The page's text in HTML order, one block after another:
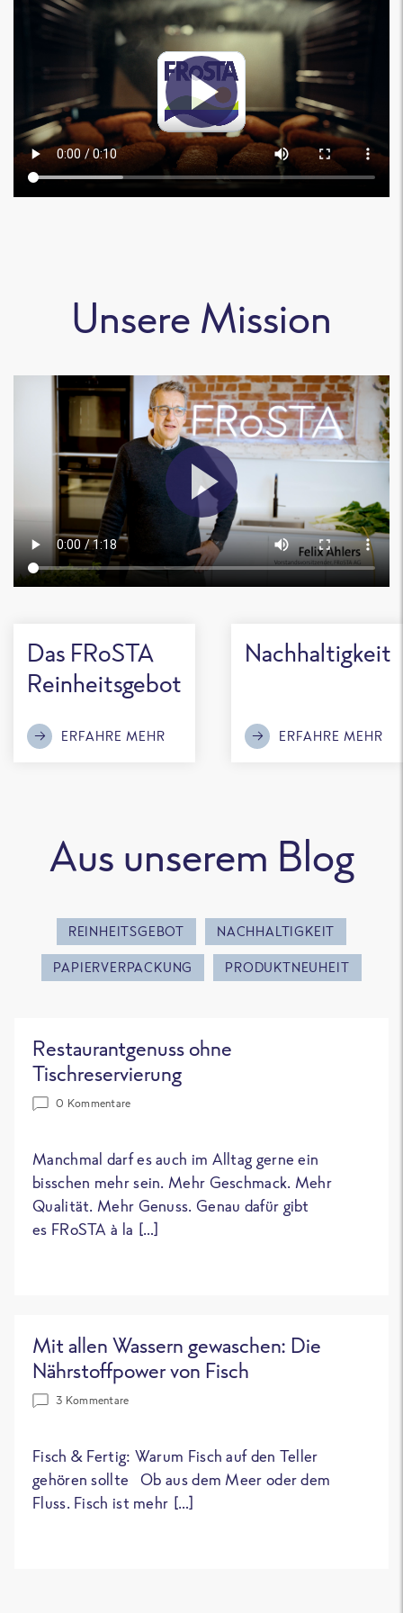
Unsere Mission
Das FRoSTA
Reinheitsgebot
ERFAHRE MEHR
Nachhaltigkeit
ERFAHRE MEHR
Aus unserem Blog
REINHEITSGEBOT NACHHALTIGKEIT
PAPIERVERPACKUNG PRODUKTNEUHEIT
Restaurantgenuss ohne
Tischreservierung
0 Kommentare
Manchmal darf es auch im Alltag gerne ein
bisschen mehr sein. Mehr Geschmack. Mehr
Qualität. Mehr Genuss. Genau dafür gibt
es FRoSTA à la […]
Mit allen Wassern gewaschen: Die
Nährstoffpower von Fisch
3 Kommentare
Fisch & Fertig: Warum Fisch auf den Teller
gehören sollte Ob aus dem Meer oder dem
Fluss. Fisch ist mehr […]